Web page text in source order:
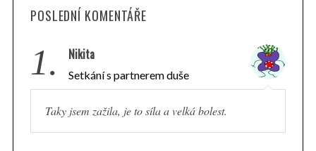
POSLEDNÍ KOMENTÁŘE
1. Nikita
Setkání s partnerem duše
Taky jsem zažila, je to síla a velká bolest.
r
: